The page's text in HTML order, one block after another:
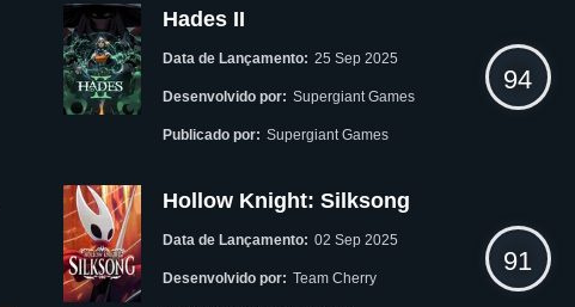
Hades II
Data de Lançamento: 25 Sep 2025
Desenvolvido por: Supergiant Games
Publicado por: Supergiant Games
94
Hollow Knight: Silksong
Data de Lançamento: 02 Sep 2025
Desenvolvido por: Team Cherry
91